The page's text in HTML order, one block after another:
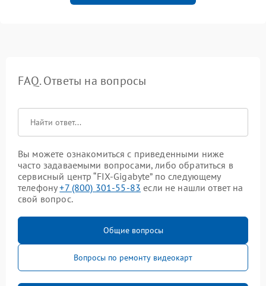
FAQ. Ответы на вопросы
Вы можете ознакомиться с приведенными ниже
часто задаваемыми вопросами, либо обратиться в
сервисный центр “FIX-Gigabyte” по следующему
телефону+7 (800) 301-55-83 если не нашли ответ на
свой вопрос.
Общие вопросы
Вопросы по ремонту видеокарт